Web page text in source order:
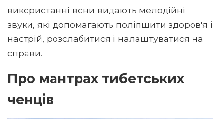
використанні вони видають мелодійні
звуки, які допомагають поліпшити здоров'я і
настрій, розслабитися і налаштуватися на
справи.
Про мантрах тибетських
ченців